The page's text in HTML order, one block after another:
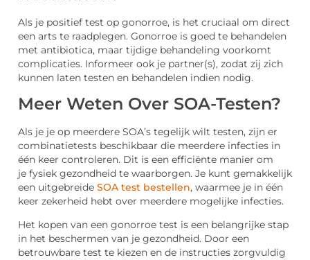
Als je positief test op gonorroe, is het cruciaal om direct
een arts te raadplegen. Gonorroe is goed te behandelen
met antibiotica, maar tijdige behandeling voorkomt
complicaties. Informeer ook je partner(s), zodat zij zich
kunnen laten testen en behandelen indien nodig.
Meer Weten Over SOA-Testen?
Als je je op meerdere SOA’s tegelijk wilt testen, zijn er
combinatietests beschikbaar die meerdere infecties in
één keer controleren. Dit is een efficiënte manier om
je fysiek gezondheid te waarborgen. Je kunt gemakkelijk
een uitgebreide SOA test bestellen, waarmee je in één
keer zekerheid hebt over meerdere mogelijke infecties.
Het kopen van een gonorroe test is een belangrijke stap
in het beschermen van je gezondheid. Door een
betrouwbare test te kiezen en de instructies zorgvuldig